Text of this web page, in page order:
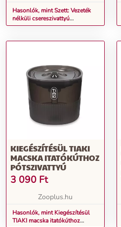
Hasonlók, mint Szett: Vezeték
nélküli csereszivattyú
itatókúthoz + csereszűrő vezetél
KIEGÉSZÍTÉSÜL TIAKI
MACSKA ITATÓKÚTHOZ
PÓTSZIVATTYÚ
3 090 Ft
Zooplus.hu
Hasonlók, mint Kiegészítésül
TIAKI macska itatókúthoz